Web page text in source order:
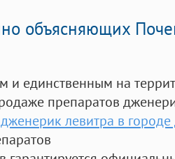
объясняющих
и единственным на
препаратов
левитра в